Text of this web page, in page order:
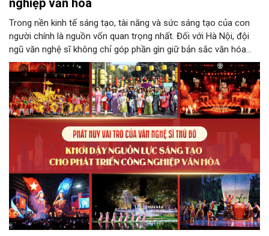
nghiệp văn hóa
Trong nền kinh tế sáng tạo, tài năng và sức sáng tạo của con
người chính là nguồn vốn quan trọng nhất. Đối với Hà Nội, đội
ngũ văn nghệ sĩ không chỉ góp phần gìn giữ bản sắc văn hóa
mà còn giữ vai trò trung tâm trong quá trình hình thành các sản
phẩm công nghiệp văn hóa có giá trị. Khơi dậy, phát huy và tạo
điều kiện để nguồn lực sáng tạo ấy phát triển sẽ là “chìa khóa”
để Hà Nội khai thác hiệu quả tiềm năng văn hóa, nâng cao năng
lực cạnh tranh và khẳng định vị thế của một trung tâm sáng tạo
trong kỷ nguyên mới.